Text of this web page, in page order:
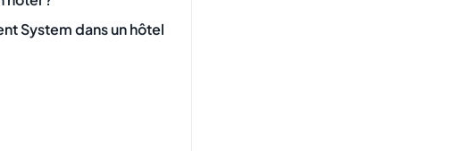
System dans un hôtel